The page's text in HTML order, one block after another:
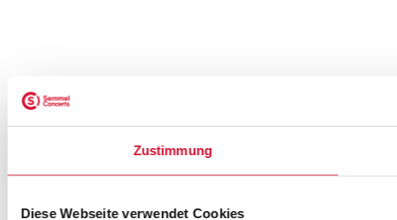
Zustimmung
Diese Webseite verwendet Cookies